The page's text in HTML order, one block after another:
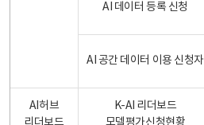
AI 데이터 등록 신청
AI 공간 데이터 이용 신청자
AI허브
K-AI 리더보드